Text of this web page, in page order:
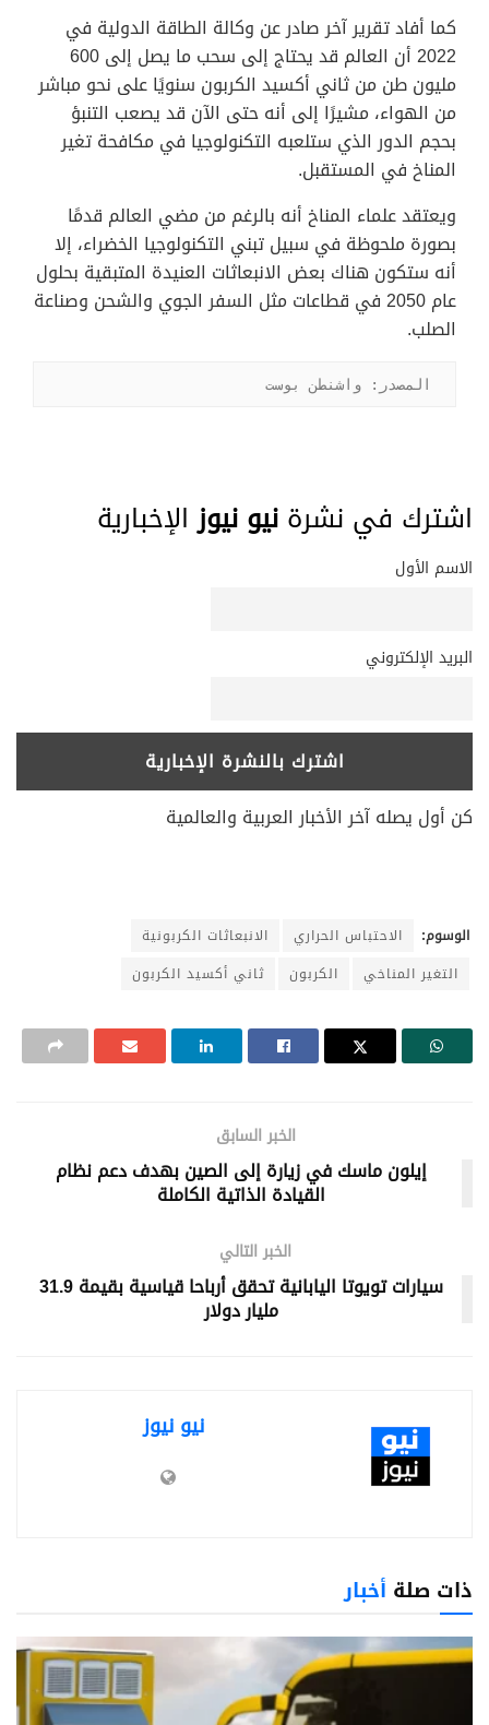
كما أفاد تقرير آخر صادر عن وكالة الطاقة الدولية في
2022 أن العالم قد يحتاج إلى سحب ما يصل إلى 600
مليون طن من ثاني أكسيد الكربون سنويًا على نحو مباشر
من الهواء، مشيرًا إلى أنه حتى الآن قد يصعب التنبؤ
بحجم الدور الذي ستلعبه التكنولوجيا في مكافحة تغير
المناخ في المستقبل.
ويعتقد علماء المناخ أنه بالرغم من مضي العالم قدمًا
بصورة ملحوظة في سبيل تبني التكنولوجيا الخضراء، إلا
أنه ستكون هناك بعض الانبعاثات العنيدة المتبقية بحلول
عام 2050 في قطاعات مثل السفر الجوي والشحن وصناعة
الصلب.
المصدر: واشنطن بوست
اشترك في نشرةنيو نيوزالإخبارية
الاسم الأول
البريد الإلكتروني
كن أول يصله آخر الأخبار العربية والعالمية
الوسوم: الاحتباس الحراري
الانبعاثات الكربونية
التغير المناخي
الكربون ثاني أكسيد الكربون
الخبر السابق
إيلون ماسك في زيارة إلى الصين بهدف دعم نظام
القيادة الذاتية الكاملة
الخبر التالي
سيارات تويوتا اليابانية تحقق أرباحا قياسية بقيمة 31.9
مليار دولار
نيو نيوز
ذات صلة أخبار